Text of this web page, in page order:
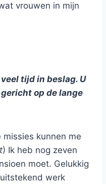
vrouwen in mijn
tijd in beslag. U
op de lange
kunnen me
) Ik heb nog zeven
moet. Gelukkig
werk